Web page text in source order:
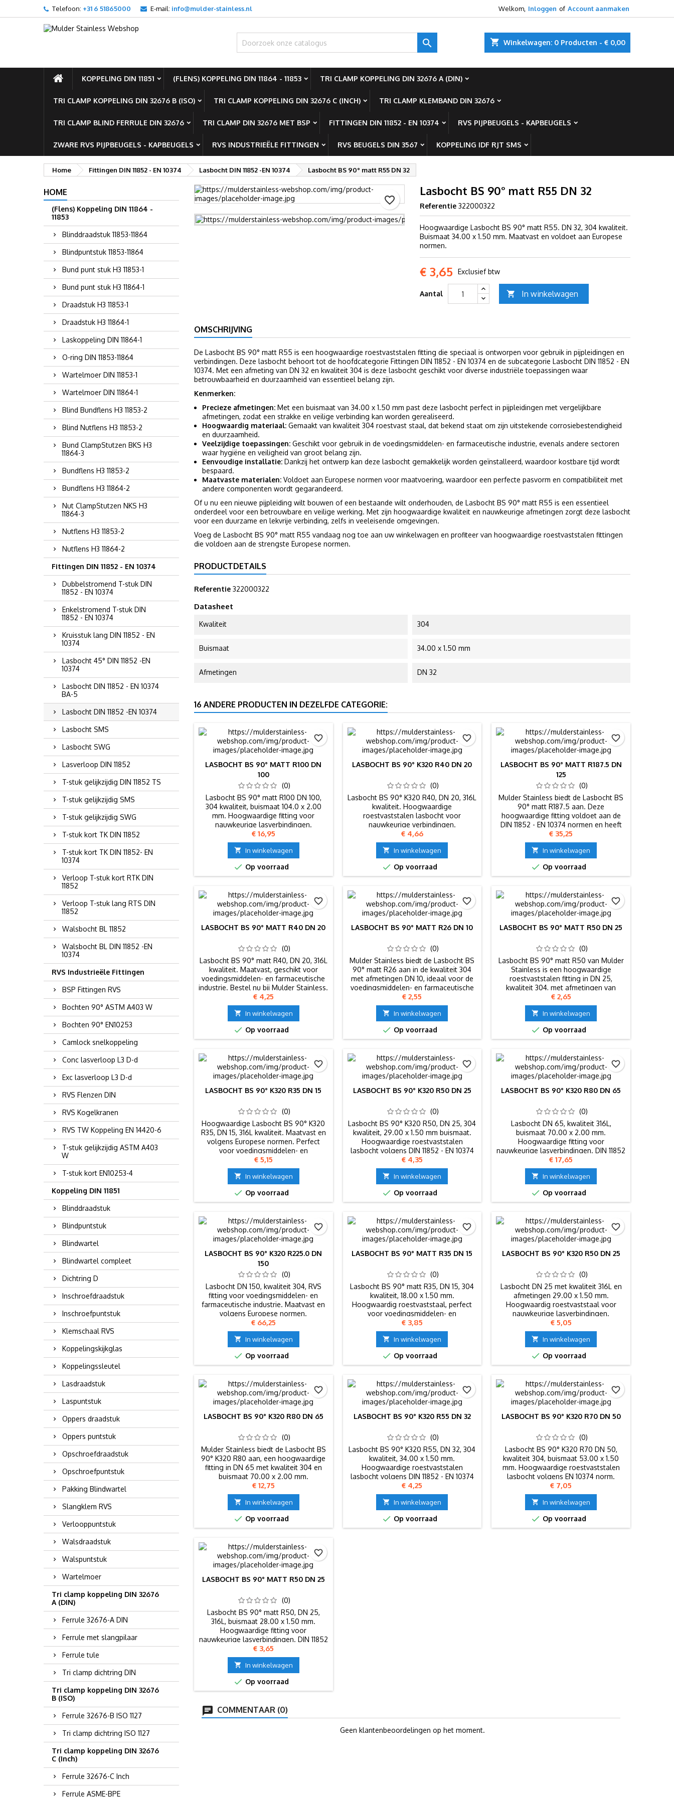
Telefoon: +31 6 51865000 E-mail: info@mulder-stainless.nl Welkom, Inloggen of Account aanmaken
shopping_cart Winkelwagen: 0 Producten - € 0,00

KOPPELING DIN 11851 (FLENS) KOPPELING DIN 11864 - 11853 TRI CLAMP KOPPELING DIN 32676 A (DIN)
TRI CLAMP KOPPELING DIN 32676 B (ISO) TRI CLAMP KOPPELING DIN 32676 C (INCH) TRI CLAMP KLEMBAND DIN 32676
TRI CLAMP BLIND FERRULE DIN 32676 TRI CLAMP DIN 32676 MET BSP FITTINGEN DIN 11852 - EN 10374 RVS PIJPBEUGELS - KAPBEUGELS
ZWARE RVS PIJPBEUGELS - KAPBEUGELS RVS INDUSTRIEËLE FITTINGEN RVS BEUGELS DIN 3567 KOPPELING IDF RJT SMS
Home Fittingen DIN 11852 - EN 10374 Lasbocht DIN 11852 -EN 10374 Lasbocht BS 90° matt R55 DN 32
HOME
(Flens) Koppeling DIN 11864 -
11853
Blinddraadstuk 11853-11864
Blindpuntstuk 11853-11864
Bund punt stuk H3 11853-1
Bund punt stuk H3 11864-1
Draadstuk H3 11853-1
Draadstuk H3 11864-1
Laskoppeling DIN 11864-1
O-ring DIN 11853-11864
Wartelmoer DIN 11853-1
Wartelmoer DIN 11864-1
Blind Bundflens H3 11853-2
Blind Nutflens H3 11853-2
Bund ClampStutzen BKS H3
11864-3
Bundflens H3 11853-2
Bundflens H3 11864-2
Nut ClampStutzen NKS H3
11864-3
Nutflens H3 11853-2
Nutflens H3 11864-2
Fittingen DIN 11852 - EN 10374
Dubbelstromend T-stuk DIN
11852 - EN 10374
Enkelstromend T-stuk DIN
11852 - EN 10374
Kruisstuk lang DIN 11852 - EN
10374
Lasbocht 45° DIN 11852 -EN
10374
Lasbocht DIN 11852 - EN 10374
BA-5
Lasbocht DIN 11852 -EN 10374
Lasbocht SMS
Lasbocht SWG
Lasverloop DIN 11852
T-stuk gelijkzijdig DIN 11852 TS
T-stuk gelijkzijdig SMS
T-stuk gelijkzijdig SWG
T-stuk kort TK DIN 11852
T-stuk kort TK DIN 11852- EN
10374
Verloop T-stuk kort RTK DIN
11852
Verloop T-stuk lang RTS DIN
11852
Walsbocht BL 11852
Walsbocht BL DIN 11852 -EN
10374
RVS Industrieële Fittingen
BSP Fittingen RVS
Bochten 90° ASTM A403 W
Bochten 90° EN10253
Camlock snelkoppeling
Conc lasverloop L3 D-d
Exc lasverloop L3 D-d
RVS Flenzen DIN
RVS Kogelkranen
RVS TW Koppeling EN 14420-6
T-stuk gelijkzijdig ASTM A403
W
T-stuk kort EN10253-4
Koppeling DIN 11851
Blinddraadstuk
Blindpuntstuk
Blindwartel
Blindwartel compleet
Dichtring D
Inschroefdraadstuk
Inschroefpuntstuk
Klemschaal RVS
Koppelingskijkglas
Koppelingssleutel
Lasdraadstuk
Laspuntstuk
Oppers draadstuk
Oppers puntstuk
Opschroefdraadstuk
Opschroefpuntstuk
Pakking Blindwartel
Slangklem RVS
Verlooppuntstuk
Walsdraadstuk
Walspuntstuk
Wartelmoer
Tri clamp koppeling DIN 32676
A (DIN)
Ferrule 32676-A DIN
Ferrule met slangpilaar
Ferrule tule
Tri clamp dichtring DIN
Tri clamp koppeling DIN 32676
B (ISO)
Ferrule 32676-B ISO 1127
Tri clamp dichtring ISO 1127
Tri clamp koppeling DIN 32676
C (Inch)
Ferrule 32676-C Inch
Ferrule ASME-BPE
favorite_border
Lasbocht BS 90° matt R55 DN 32
Referentie 322000322
Hoogwaardige Lasbocht BS 90° matt R55. DN 32, 304 kwaliteit.
Buismaat 34.00 x 1.50 mm. Maatvast en voldoet aan Europese
normen.
€ 3,65 Exclusief btw
Aantal  In winkelwagen
OMSCHRIJVING
De Lasbocht BS 90° matt R55 is een hoogwaardige roestvaststalen fitting die speciaal is ontworpen voor gebruik in pijpleidingen en
verbindingen. Deze lasbocht behoort tot de hoofdcategorie Fittingen DIN 11852 - EN 10374 en de subcategorie Lasbocht DIN 11852 - EN
10374. Met een afmeting van DN 32 en kwaliteit 304 is deze lasbocht geschikt voor diverse industriële toepassingen waar
betrouwbaarheid en duurzaamheid van essentieel belang zijn.
Kenmerken:
Precieze afmetingen: Met een buismaat van 34.00 x 1.50 mm past deze lasbocht perfect in pijpleidingen met vergelijkbare
afmetingen, zodat een strakke en veilige verbinding kan worden gerealiseerd.
Hoogwaardig materiaal: Gemaakt van kwaliteit 304 roestvast staal, dat bekend staat om zijn uitstekende corrosiebestendigheid
en duurzaamheid.
Veelzijdige toepassingen: Geschikt voor gebruik in de voedingsmiddelen- en farmaceutische industrie, evenals andere sectoren
waar hygiëne en veiligheid van groot belang zijn.
Eenvoudige installatie: Dankzij het ontwerp kan deze lasbocht gemakkelijk worden geïnstalleerd, waardoor kostbare tijd wordt
bespaard.
Maatvaste materialen: Voldoet aan Europese normen voor maatvoering, waardoor een perfecte pasvorm en compatibiliteit met
andere componenten wordt gegarandeerd.
Of u nu een nieuwe pijpleiding wilt bouwen of een bestaande wilt onderhouden, de Lasbocht BS 90° matt R55 is een essentieel
onderdeel voor een betrouwbare en veilige werking. Met zijn hoogwaardige kwaliteit en nauwkeurige afmetingen zorgt deze lasbocht
voor een duurzame en lekvrije verbinding, zelfs in veeleisende omgevingen.
Voeg de Lasbocht BS 90° matt R55 vandaag nog toe aan uw winkelwagen en profiteer van hoogwaardige roestvaststalen fittingen
die voldoen aan de strengste Europese normen.
PRODUCTDETAILS
Referentie 322000322
Datasheet
Kwaliteit 304
Buismaat 34.00 x 1.50 mm
Afmetingen DN 32
16 ANDERE PRODUCTEN IN DEZELFDE CATEGORIE:
LASBOCHT BS 90° MATT R100 DN
100
(0)
Lasbocht BS 90° matt R100 DN 100,
304 kwaliteit, buismaat 104.0 x 2.00
mm. Hoogwaardige fitting voor
nauwkeurige lasverbindingen.
Prijs
€ 16,95
 In winkelwagen
 Op voorraad
favorite_border
LASBOCHT BS 90° K320 R40 DN 20
(0)
Lasbocht BS 90° K320 R40, DN 20, 316L
kwaliteit. Hoogwaardige
roestvaststalen lasbocht voor
nauwkeurige verbindingen.
Prijs
€ 4,66
 In winkelwagen
 Op voorraad
favorite_border
LASBOCHT BS 90° MATT R187.5 DN
125
(0)
Mulder Stainless biedt de Lasbocht BS
90° matt R187.5 aan. Deze
hoogwaardige fitting voldoet aan de
DIN 11852 - EN 10374 normen en heeft
afmetingen van DN 125. Gemaakt van
kwaliteitsmateriaal 304 met een
buismaat van 129.0 x 2.00 mm.
Prijs
€ 35,25
 In winkelwagen
 Op voorraad
favorite_border
LASBOCHT BS 90° MATT R40 DN 20
(0)
Lasbocht BS 90° matt R40, DN 20, 316L
kwaliteit. Maatvast, geschikt voor
voedingsmiddelen- en farmaceutische
industrie. Bestel nu bij Mulder Stainless.
Prijs
€ 4,25
 In winkelwagen
 Op voorraad
favorite_border
LASBOCHT BS 90° MATT R26 DN 10
(0)
Mulder Stainless biedt de Lasbocht BS
90° matt R26 aan in de kwaliteit 304
met afmetingen DN 10, ideaal voor de
voedingsmiddelen- en farmaceutische
industrie.
Prijs
€ 2,55
 In winkelwagen
 Op voorraad
favorite_border
LASBOCHT BS 90° MATT R50 DN 25
(0)
Lasbocht BS 90° matt R50 van Mulder
Stainless is een hoogwaardige
roestvaststalen fitting in DN 25,
kwaliteit 304, met afmetingen van
29.00 x 1.50 mm.
Prijs
€ 2,65
 In winkelwagen
 Op voorraad
favorite_border
LASBOCHT BS 90° K320 R35 DN 15
(0)
Hoogwaardige Lasbocht BS 90° K320
R35, DN 15, 316L kwaliteit. Maatvast en
volgens Europese normen. Perfect
voor voedingsmiddelen- en
farmaceutische industrie.
Prijs
€ 5,15
 In winkelwagen
 Op voorraad
favorite_border
LASBOCHT BS 90° K320 R50 DN 25
(0)
Lasbocht BS 90° K320 R50, DN 25, 304
kwaliteit, 29.00 x 1.50 mm buismaat.
Hoogwaardige roestvaststalen
lasbocht volgens DIN 11852 - EN 10374
normen.
Prijs
€ 4,35
 In winkelwagen
 Op voorraad
favorite_border
LASBOCHT BS 90° K320 R80 DN 65
(0)
Lasbocht DN 65, kwaliteit 316L,
buismaat 70.00 x 2.00 mm.
Hoogwaardige fitting voor
nauwkeurige lasverbindingen. DIN 11852
- EN 10374.
Prijs
€ 17,65
 In winkelwagen
 Op voorraad
favorite_border
LASBOCHT BS 90° K320 R225.0 DN
150
(0)
Lasbocht DN 150, kwaliteit 304, RVS
fitting voor voedingsmiddelen- en
farmaceutische industrie. Maatvast en
volgens Europese normen.
Prijs
€ 66,25
 In winkelwagen
 Op voorraad
favorite_border
LASBOCHT BS 90° MATT R35 DN 15
(0)
Lasbocht BS 90° matt R35, DN 15, 304
kwaliteit, 18.00 x 1.50 mm.
Hoogwaardig roestvaststaal, perfect
voor voedingsmiddelen- en
farmaceutische industrie.
Prijs
€ 3,85
 In winkelwagen
 Op voorraad
favorite_border
LASBOCHT BS 90° K320 R50 DN 25
(0)
Lasbocht DN 25 met kwaliteit 316L en
afmetingen 29.00 x 1.50 mm.
Hoogwaardig roestvaststaal voor
nauwkeurige lasverbindingen.
Prijs
€ 5,05
 In winkelwagen
 Op voorraad
favorite_border
LASBOCHT BS 90° K320 R80 DN 65
(0)
Mulder Stainless biedt de Lasbocht BS
90° K320 R80 aan, een hoogwaardige
fitting in DN 65 met kwaliteit 304 en
buismaat 70.00 x 2.00 mm.
Prijs
€ 12,75
 In winkelwagen
 Op voorraad
favorite_border
LASBOCHT BS 90° K320 R55 DN 32
(0)
Lasbocht BS 90° K320 R55, DN 32, 304
kwaliteit, 34.00 x 1.50 mm.
Hoogwaardige roestvaststalen
lasbocht volgens DIN 11852 - EN 10374
normen.
Prijs
€ 4,25
 In winkelwagen
 Op voorraad
favorite_border
LASBOCHT BS 90° K320 R70 DN 50
(0)
Lasbocht BS 90° K320 R70 DN 50,
kwaliteit 304, buismaat 53.00 x 1.50
mm. Hoogwaardige roestvaststalen
lasbocht volgens EN 10374 norm.
Prijs
€ 7,05
 In winkelwagen
 Op voorraad
favorite_border
LASBOCHT BS 90° MATT R50 DN 25
(0)
Lasbocht BS 90° matt R50, DN 25,
316L, buismaat 28.00 x 1.50 mm.
Hoogwaardige fitting voor
nauwkeurige lasverbindingen. DIN 11852
- EN 10374.
Prijs
€ 3,65
 In winkelwagen
 Op voorraad
favorite_border
COMMENTAAR (0)
Geen klantenbeoordelingen op het moment.
Toevoegen aan Verlanglijst
Create new list
Maak een verlanglijst
Maak een verlanglijst
Inloggen
U moet ingelogd zijn om producten in uw verlanglijst op te slaan.